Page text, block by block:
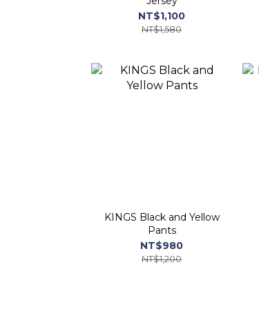
NT$1,100
NT$1,580
KINGS Black and Yellow
Pants
NT$980
NT$1,200